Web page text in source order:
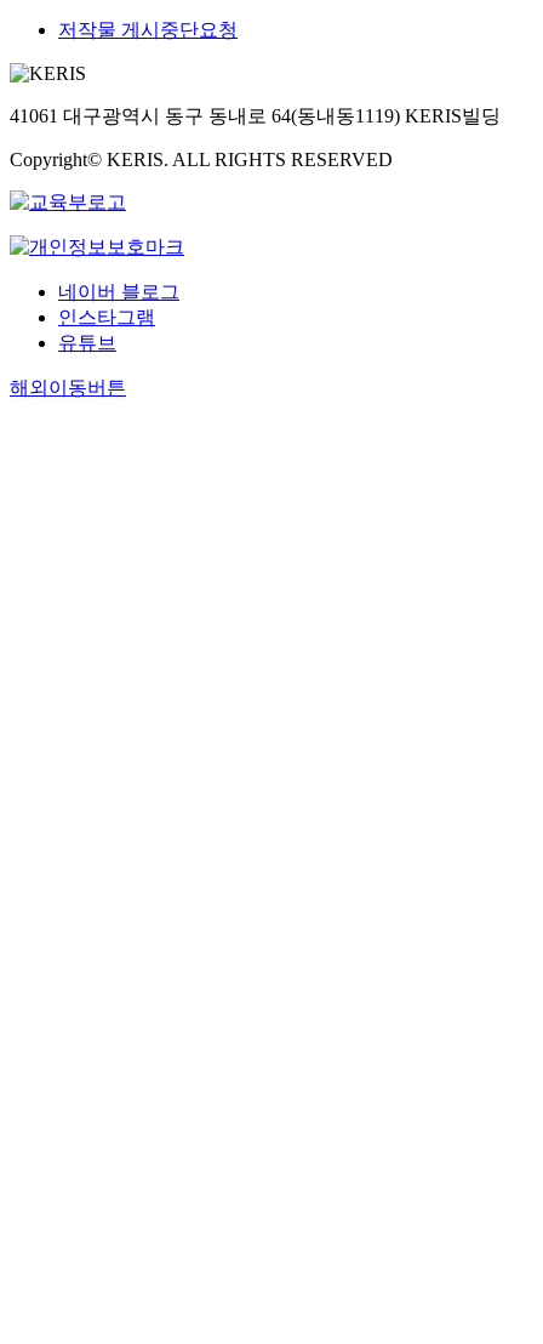
저작물 게시중단요청
41061 대구광역시 동구 동내로 64(동내동1119) KERIS빌딩
Copyright© KERIS. ALL RIGHTS RESERVED
네이버 블로그
인스타그램
유튜브
해외이동버튼